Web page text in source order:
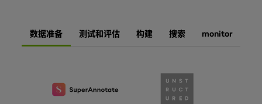
数据准备 测试和评估 构建 搜索 monitor